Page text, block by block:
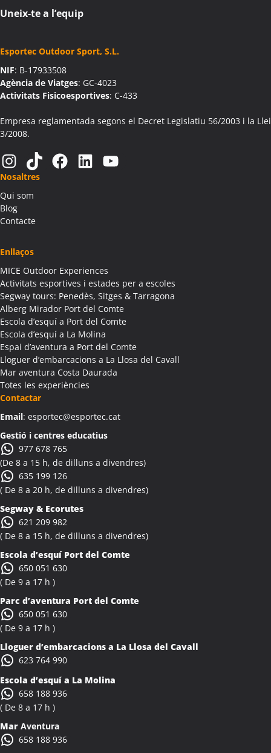
Activitats Teambuilding Empreses Aiguaviva
Activitats Teambuilding Empreses Aín
Activitats Família Amics Aín
Colònies Escolars Aín
Activitats Teambuilding Empreses Aitona
Activitats Família Amics Aitona
Colònies Escolars Aitona
Activitats Teambuilding Empreses Alàs i Cerc
Activitats Família Amics Alàs i Cerc
Colònies Escolars Alàs i Cerc
Activitats Teambuilding Empreses Albagés
Activitats Família Amics Albagés
Colònies Escolars Albanyà
Activitats Teambuilding Empreses Albatàrrec
Activitats Família Amics Albatàrrec
Colònies Escolars Albatàrrec
Activitats Teambuilding Empreses Albesa
Activitats Família Amics Albesa
Colònies Escolars Albesa
Activitats Teambuilding Empreses Albi
Activitats Família Amics Albi
Colònies Escolars Albi
Activitats Teambuilding Empreses Albinyana
Activitats Família Amics Albinyana
Colònies Escolars Albinyana
Activitats Teambuilding Empreses Albiol
Activitats Família Amics Albiol
Colònies Escolars Albiol
Activitats Teambuilding Empreses Albocàsser
Colònies Escolars Albocàsser
Activitats Teambuilding Empreses Albons
Colònies Escolars Albons
Activitats Teambuilding Empreses Alcalà de Xivert
Colònies Escolars Alcalà de Xivert
Activitats Família Amics Alcanar
Colònies Escolars Alcanar
Activitats Família Amics Alcanó
Uneix-te a l’equip
Esportec Outdoor Sport, S.L.
NIF: B-17933508
Agència de Viatges: GC-4023
Activitats Fisicoesportives: C-433
Empresa reglamentada segons el Decret Legislatiu 56/2003 i la Llei
3/2008.
Instagram TikTok Facebook LinkedIn YouTube
Nosaltres
Qui som
Blog
Contacte
Enllaços
MICE Outdoor Experiences
Activitats esportives i estades per a escoles
Segway tours: Penedès, Sitges & Tarragona
Alberg Mirador Port del Comte
Escola d’esquí a Port del Comte
Escola d’esquí a La Molina
Espai d’aventura a Port del Comte
Lloguer d’embarcacions a La Llosa del Cavall
Mar aventura Costa Daurada
Totes les experiències
Contactar
Email: esportec@esportec.cat
Gestió i centres educatius
977 678 765
(De 8 a 15 h, de dilluns a divendres)
635 199 126
( De 8 a 20 h, de dilluns a divendres)
Segway & Ecorutes
621 209 982
( De 8 a 15 h, de dilluns a divendres)
Escola d’esquí Port del Comte
650 051 630
( De 9 a 17 h )
Parc d’aventura Port del Comte
650 051 630
( De 9 a 17 h )
Lloguer d’embarcacions a La Llosa del Cavall
623 764 990
Escola d’esquí a La Molina
658 188 936
( De 8 a 17 h )
Mar Aventura
658 188 936